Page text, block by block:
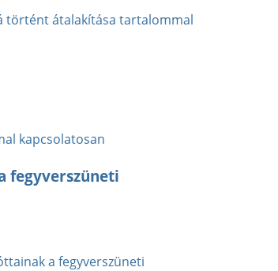
történt átalakítása tartalommal
kapcsolatosan
fegyverszüneti
a fegyverszüneti